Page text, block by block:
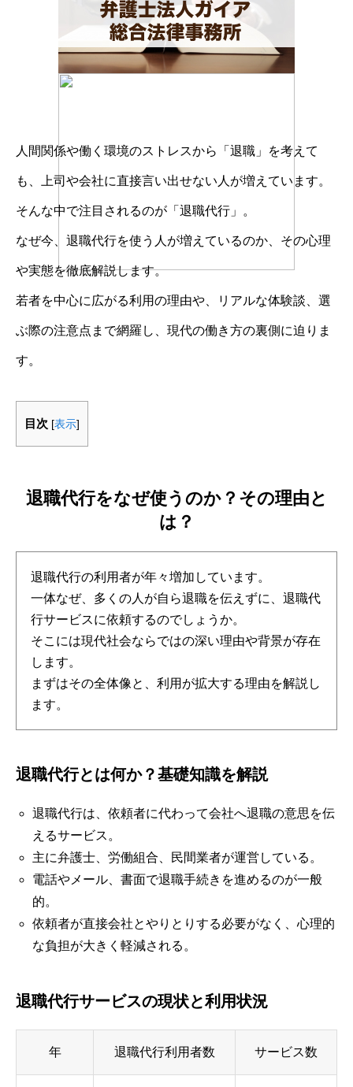
人間関係や働く環境のストレスから「退職」を考えて
も、上司や会社に直接言い出せない人が増えています。
そんな中で注目されるのが「退職代行」。
なぜ今、退職代行を使う人が増えているのか、その心理
や実態を徹底解説します。
若者を中心に広がる利用の理由や、リアルな体験談、選
ぶ際の注意点まで網羅し、現代の働き方の裏側に迫りま
す。
目次 [表示]
退職代行をなぜ使うのか？その理由と
は？
退職代行の利用者が年々増加しています。
一体なぜ、多くの人が自ら退職を伝えずに、退職代
行サービスに依頼するのでしょうか。
そこには現代社会ならではの深い理由や背景が存在
します。
まずはその全体像と、利用が拡大する理由を解説し
ます。
退職代行とは何か？基礎知識を解説
退職代行は、依頼者に代わって会社へ退職の意思を伝
えるサービス。
主に弁護士、労働組合、民間業者が運営している。
電話やメール、書面で退職手続きを進めるのが一般
的。
依頼者が直接会社とやりとりする必要がなく、心理的
な負担が大きく軽減される。
退職代行サービスの現状と利用状況
年 退職代行利用者数 サービス数